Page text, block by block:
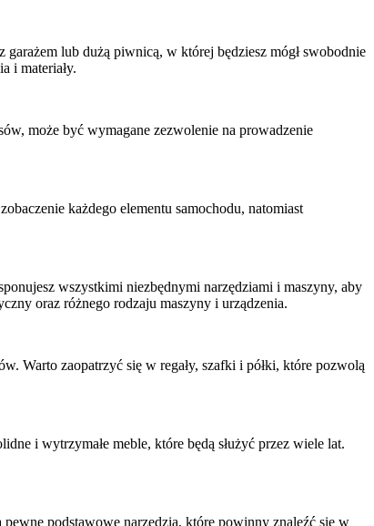
lub dużą piwnicą, w której będziesz mógł swobodnie
i materiały.
może być wymagane zezwolenie na prowadzenie
każdego elementu samochodu, natomiast
wszystkimi niezbędnymi narzędziami i maszyny, aby
oraz różnego rodzaju maszyny i urządzenia.
Warto zaopatrzyć się w regały, szafki i półki, które pozwolą
i wytrzymałe meble, które będą służyć przez wiele lat.
podstawowe narzędzia, które powinny znaleźć się w